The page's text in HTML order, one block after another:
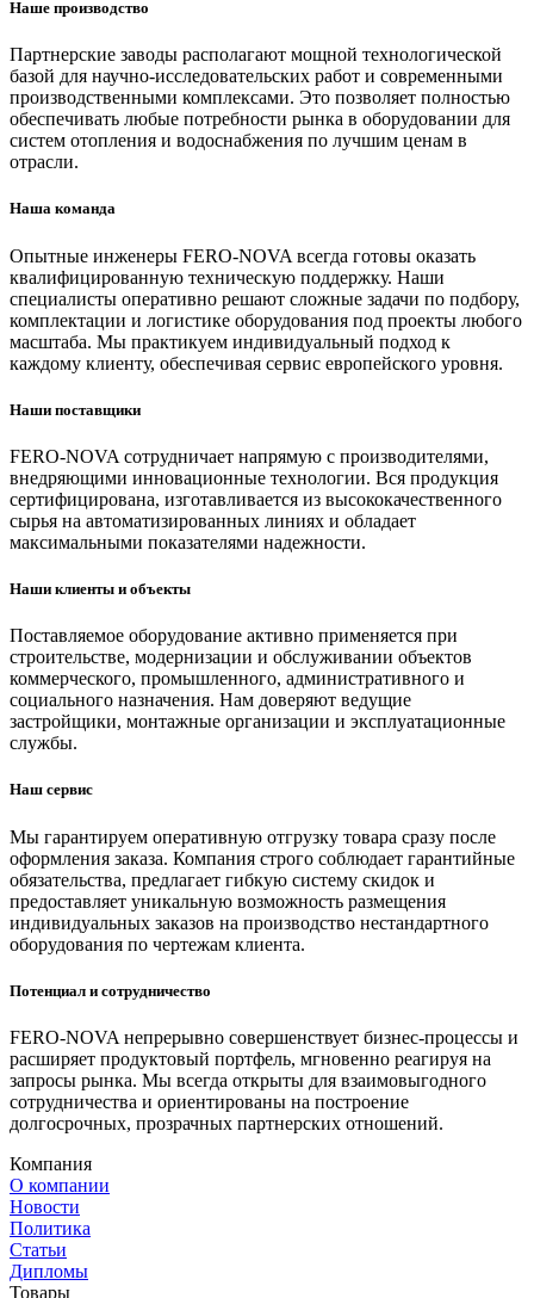
Наше производство
Партнерские заводы располагают мощной технологической
базой для научно-исследовательских работ и современными
производственными комплексами. Это позволяет полностью
обеспечивать любые потребности рынка в оборудовании для
систем отопления и водоснабжения по лучшим ценам в
отрасли.
Наша команда
Опытные инженеры FERO-NOVA всегда готовы оказать
квалифицированную техническую поддержку. Наши
специалисты оперативно решают сложные задачи по подбору,
комплектации и логистике оборудования под проекты любого
масштаба. Мы практикуем индивидуальный подход к
каждому клиенту, обеспечивая сервис европейского уровня.
Наши поставщики
FERO-NOVA сотрудничает напрямую с производителями,
внедряющими инновационные технологии. Вся продукция
сертифицирована, изготавливается из высококачественного
сырья на автоматизированных линиях и обладает
максимальными показателями надежности.
Наши клиенты и объекты
Поставляемое оборудование активно применяется при
строительстве, модернизации и обслуживании объектов
коммерческого, промышленного, административного и
социального назначения. Нам доверяют ведущие
застройщики, монтажные организации и эксплуатационные
службы.
Наш сервис
Мы гарантируем оперативную отгрузку товара сразу после
оформления заказа. Компания строго соблюдает гарантийные
обязательства, предлагает гибкую систему скидок и
предоставляет уникальную возможность размещения
индивидуальных заказов на производство нестандартного
оборудования по чертежам клиента.
Потенциал и сотрудничество
FERO-NOVA непрерывно совершенствует бизнес-процессы и
расширяет продуктовый портфель, мгновенно реагируя на
запросы рынка. Мы всегда открыты для взаимовыгодного
сотрудничества и ориентированы на построение
долгосрочных, прозрачных партнерских отношений.
Компания
О компании
Новости
Политика
Статьи
Дипломы
Товары